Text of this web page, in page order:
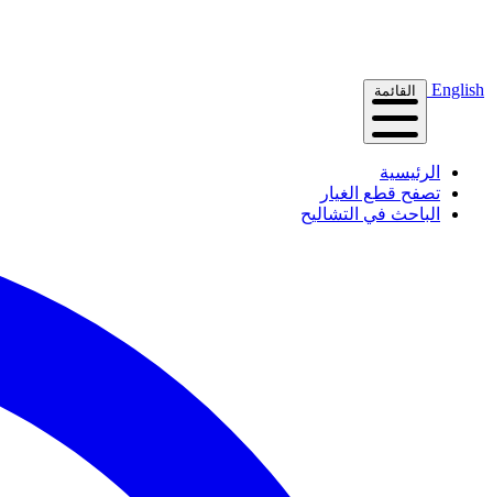
English القائمة
الرئيسية
تصفح قطع الغيار
الباحث في التشاليح